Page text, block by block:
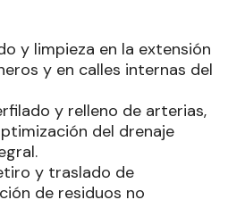
y limpieza en la extensión
y en calles internas del
y relleno de arterias,
del drenaje
y traslado de
de residuos no